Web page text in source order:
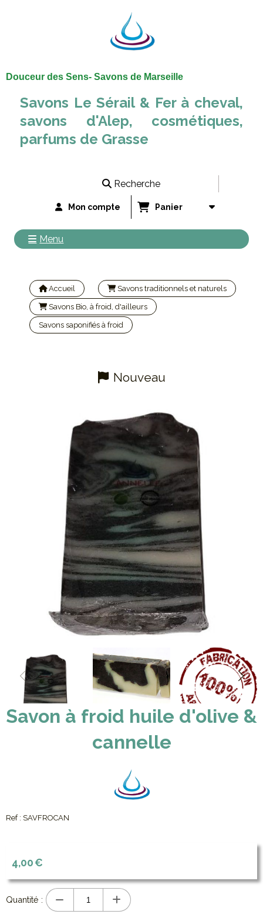
Douceur des Sens- Savons de Marseille
Savons Le Sérail & Fer à cheval,
savons d'Alep, cosmétiques,
parfums de Grasse
Recherche
Mon compte Panier
Menu
Accueil Savons traditionnels et naturels
Savons Bio, à froid, d'ailleurs
Savons saponifiés à froid
Nouveau
Savon à froid huile d'olive &
cannelle
Ref : SAVFROCAN
4,00€
Quantité :